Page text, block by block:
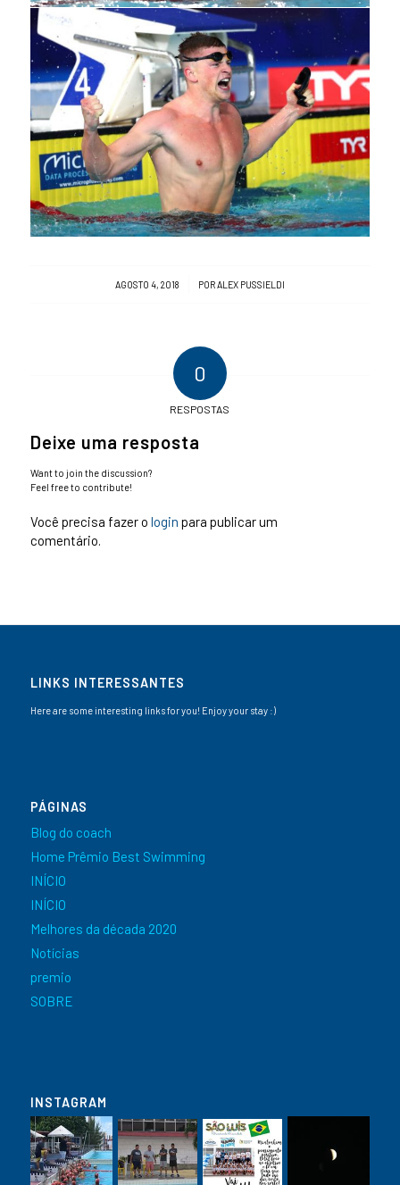
AGOSTO 4, 2018
/ PORALEX PUSSIELDI
0
RESPOSTAS
Deixe uma resposta
Want to join the discussion?
Feel free to contribute!
Você precisa fazer o login para publicar um
comentário.
LINKS INTERESSANTES
Here are some interesting links for you! Enjoy your stay :)
PÁGINAS
Blog do coach
Home Prêmio Best Swimming
INÍCIO
INÍCIO
Melhores da década 2020
Notícias
premio
SOBRE
INSTAGRAM